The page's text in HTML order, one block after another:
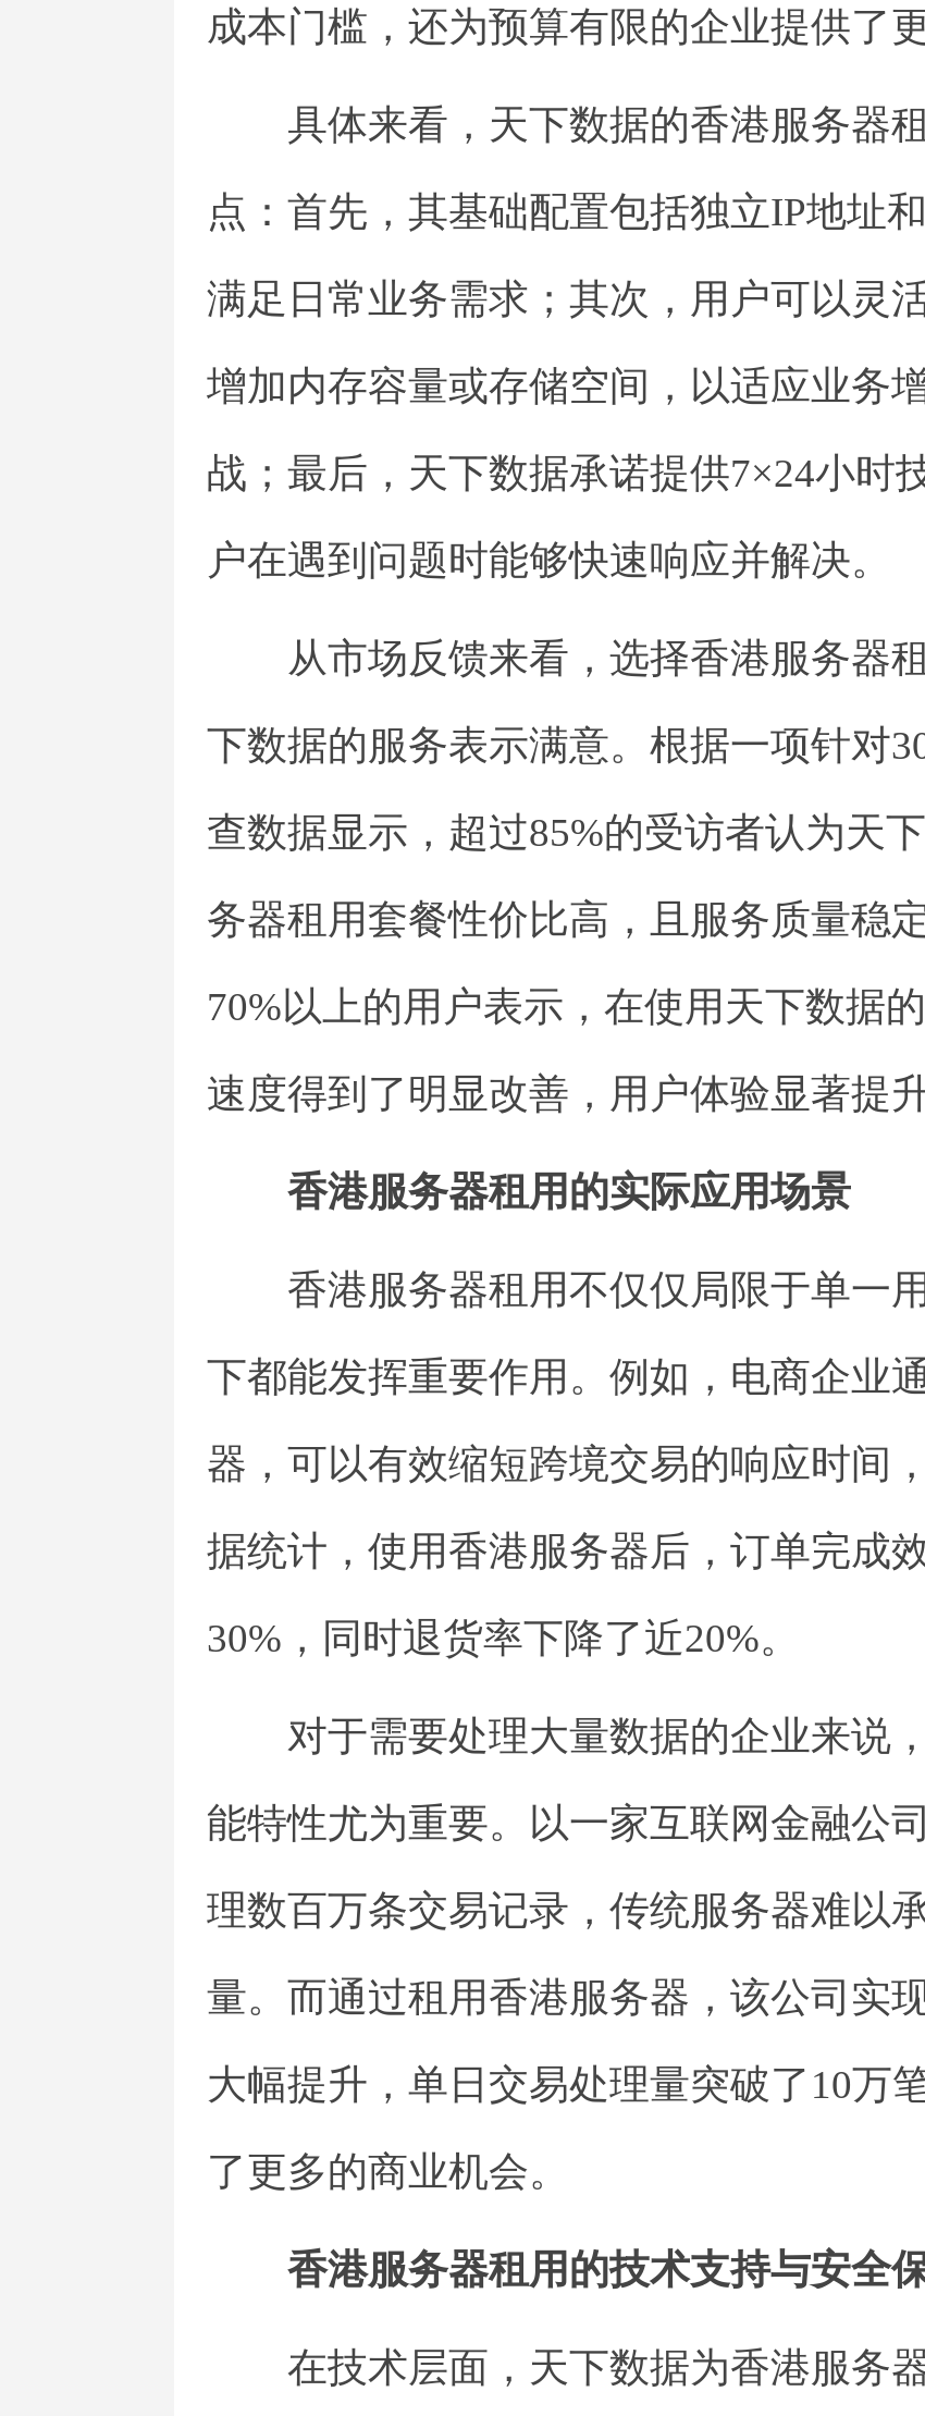
成本门槛，还为预算有限的企业提供了
具体来看，天下数据的香港服务器
点：首先，其基础配置包括独立IP地址
满足日常业务需求；其次，用户可以灵
增加内存容量或存储空间，以适应业务
战；最后，天下数据承诺提供7×24小时
户在遇到问题时能够快速响应并解决。
从市场反馈来看，选择香港服务器
下数据的服务表示满意。根据一项针对
查数据显示，超过85%的受访者认为天
务器租用套餐性价比高，且服务质量稳
70%以上的用户表示，在使用天下数据
速度得到了明显改善，用户体验显著提升
香港服务器租用的实际应用场景
香港服务器租用不仅仅局限于单一
下都能发挥重要作用。例如，电商企业
器，可以有效缩短跨境交易的响应时间
据统计，使用香港服务器后，订单完成
30%，同时退货率下降了近20%。
对于需要处理大量数据的企业来说
能特性尤为重要。以一家互联网金融公
理数百万条交易记录，传统服务器难以
量。而通过租用香港服务器，该公司实
大幅提升，单日交易处理量突破了10万
了更多的商业机会。
香港服务器租用的技术支持与安全
在技术层面，天下数据为香港服务